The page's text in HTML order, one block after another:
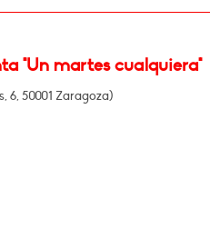
"Un martes cualquiera"
6, 50001 Zaragoza)